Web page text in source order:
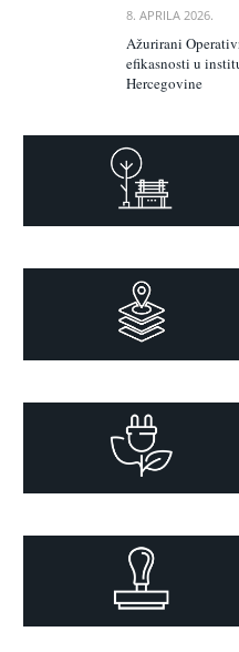
8. APRILA 2026.
Ažurirani
efikasnosti u
Hercegovine